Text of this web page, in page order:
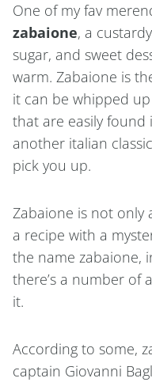
One of my fav
zabaione, a
sugar, and sweet
warm. Zabaione is
it can be whipped
that are easily found
another italian
pick you up.
Zabaione is not only
a recipe with a
the name zabaione,
there’s a number of
it.
According to some,
captain Giovanni